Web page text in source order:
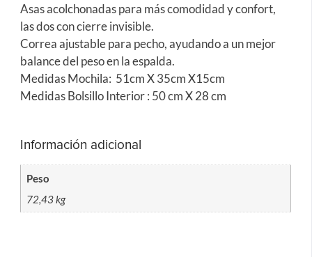
Asas acolchonadas para más comodidad y confort,
las dos con cierre invisible.
Correa ajustable para pecho, ayudando a un mejor
balance del peso en la espalda.
Medidas Mochila: 51cm X 35cm X15cm
Medidas Bolsillo Interior : 50 cm X 28 cm
Información adicional
Peso
72,43 kg